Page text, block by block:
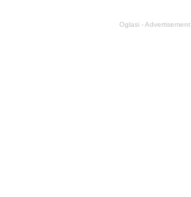
Oglasi - Advertisement